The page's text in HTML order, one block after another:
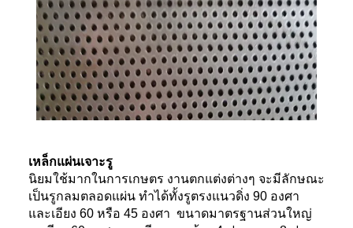
เหล็กแผ่นเจาะรู
นิยมใช้มากในการเกษตร งานตกแต่งต่างๆ จะมีลักษณะ
เป็นรูกลมตลอดแผ่น ทำได้ทั้งรูตรงแนวดิ่ง 90 องศา
และเอียง 60 หรือ 45 องศา ขนาดมาตรฐานส่วนใหญ่